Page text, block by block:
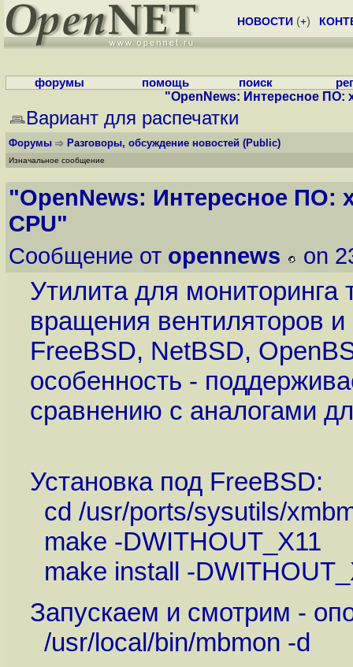
НОВОСТИ (+)
форумы помощь поиск
"OpenNews: Интересное ПО:
Вариант для распечатки
Форумы Разговоры, обсуждение новостей (Public)
Изначальное сообщение
"OpenNews: Интересное ПО:
CPU"
Сообщение от opennews on
Утилита для мониторинга
вращения вентиляторов
FreeBSD, NetBSD,
особенность -
сравнению с аналогами
Установка под FreeBSD:
cd /usr/ports/sysutils/
make -DWITHOUT_X11
make install -
Запускаем и смотрим -
/usr/local/bin/mbmon -d